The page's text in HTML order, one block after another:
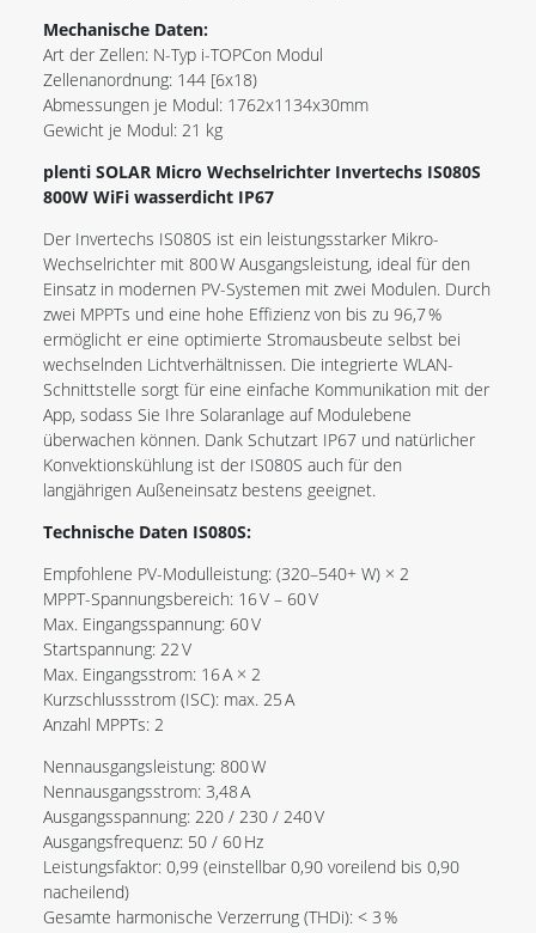
Mechanische Daten:
Art der Zellen: N-Typ i-TOPCon Modul
Zellenanordnung: 144 [6x18)
Abmessungen je Modul: 1762x1134x30mm
Gewicht je Modul: 21 kg
plenti SOLAR Micro Wechselrichter Invertechs IS080S
800W WiFi wasserdicht IP67
Der Invertechs IS080S ist ein leistungsstarker Mikro-
Wechselrichter mit 800 W Ausgangsleistung, ideal für den
Einsatz in modernen PV-Systemen mit zwei Modulen. Durch
zwei MPPTs und eine hohe Effizienz von bis zu 96,7 %
ermöglicht er eine optimierte Stromausbeute selbst bei
wechselnden Lichtverhältnissen. Die integrierte WLAN-
Schnittstelle sorgt für eine einfache Kommunikation mit der
App, sodass Sie Ihre Solaranlage auf Modulebene
überwachen können. Dank Schutzart IP67 und natürlicher
Konvektionskühlung ist der IS080S auch für den
langjährigen Außeneinsatz bestens geeignet.
Technische Daten IS080S:
Empfohlene PV-Modulleistung: (320–540+ W) × 2
MPPT-Spannungsbereich: 16 V – 60 V
Max. Eingangsspannung: 60 V
Startspannung: 22 V
Max. Eingangsstrom: 16 A × 2
Kurzschlussstrom (ISC): max. 25 A
Anzahl MPPTs: 2
Nennausgangsleistung: 800 W
Nennausgangsstrom: 3,48 A
Ausgangsspannung: 220 / 230 / 240 V
Ausgangsfrequenz: 50 / 60 Hz
Leistungsfaktor: 0,99 (einstellbar 0,90 voreilend bis 0,90
nacheilend)
Gesamte harmonische Verzerrung (THDi): < 3 %